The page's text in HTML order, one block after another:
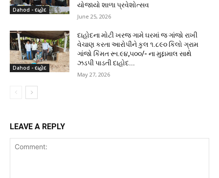
Dahod - દાહોદ
યોજાયો શાળા પ્રવેશોત્સવ
June 25, 2026
Dahod - દાહોદ
દાહોદના મોટી ખરજ ગામે ઘરમાં જ ગાંજો રાખી
વેચાણ કરતા આરોપીને કુલ ૧.૮૯૦ કિલો ગ્રામ
ગાંજો કિંમત રૂા.૯૪,૫૦૦/- ના મુદ્દામાલ સાથે
ઝડપી પાડતી દાહોદ...
May 27, 2026
LEAVE A REPLY